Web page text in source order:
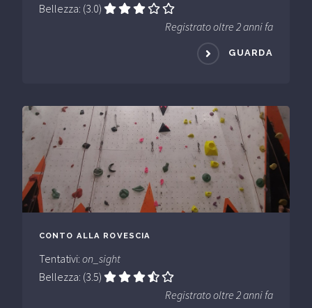
Bellezza: (3.0)
Registrato oltre 2 anni fa
GUARDA
CONTO ALLA ROVESCIA
Tentativi: on_sight
Bellezza: (3.5)
Registrato oltre 2 anni fa